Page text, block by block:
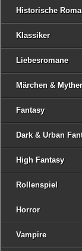
Historische
Klassiker
Liebesromane
Märchen &
Fantasy
Dark & Urban
High Fantasy
Rollenspiel
Horror
Vampire